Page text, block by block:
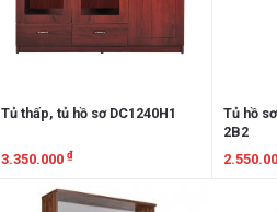
Tủ thấp, tủ hồ sơ DC1240H1
3.350.000 ₫
Xem chi tiết
Tủ hồ
2B2